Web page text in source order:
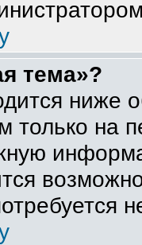
тема»?
ниже
только на